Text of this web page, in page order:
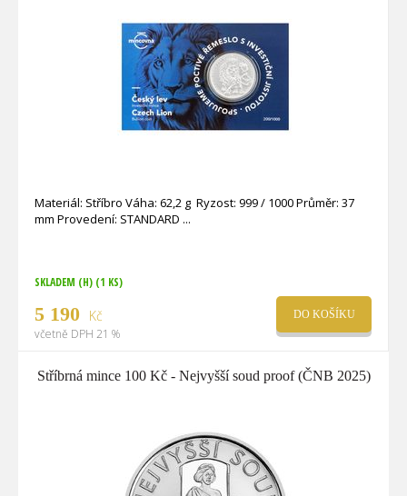
Materiál: Stříbro Váha: 62,2 g Ryzost: 999 / 1000 Průměr: 37
mm Provedení: STANDARD
SKLADEM (H) (1 KS)
5 190 Kč
včetně DPH 21 %
DO KOŠÍKU
Stříbrná mince 100 Kč - Nejvyšší soud proof (ČNB 2025)